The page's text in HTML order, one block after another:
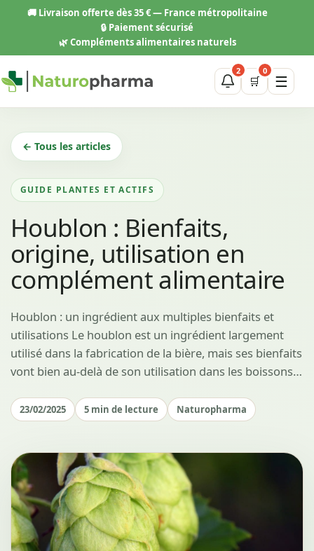
🚚 Livraison offerte dès 35 € — France métropolitaine
🔒 Paiement sécurisé
🌿 Compléments alimentaires naturels
2
🛒
0
☰
← Tous les articles
GUIDE PLANTES ET ACTIFS
Houblon : Bienfaits,
origine, utilisation en
complément alimentaire
Houblon : un ingrédient aux multiples bienfaits et
utilisations Le houblon est un ingrédient largement
utilisé dans la fabrication de la bière, mais ses bienfaits
vont bien au-delà de son utilisation dans les boissons…
23/02/2025 5 min de lecture Naturopharma